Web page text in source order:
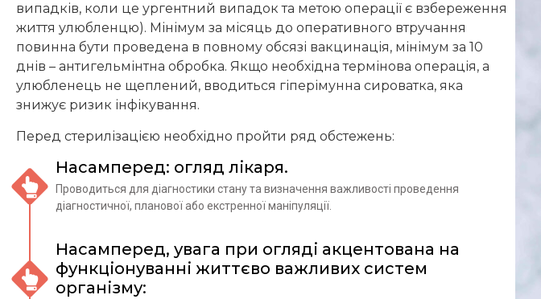
випадків, коли це ургентний випадок та метою операції є взбереження
життя улюбленцю). Мінімум за місяць до оперативного втручання
повинна бути проведена в повному обсязі вакцинація, мінімум за 10
днів – антигельмінтна обробка. Якщо необхідна термінова операція, а
улюбленець не щеплений, вводиться гіперімунна сироватка, яка
знижує ризик інфікування.
Перед стерилізацією необхідно пройти ряд обстежень:
Насамперед: огляд лікаря.
Проводиться для діагностики стану та визначення важливості проведення
діагностичної, планової або екстренної маніпуляції.
Насамперед, увага при огляді акцентована на
функціонуванні життєво важливих систем
організму: